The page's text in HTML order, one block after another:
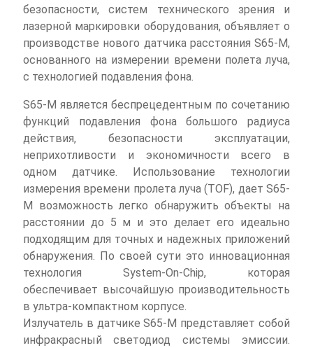
безопасности, систем технического зрения и
лазерной маркировки оборудования, объявляет о
производстве нового датчика расстояния S65-M,
основанного на измерении времени полета луча,
с технологией подавления фона.
S65-M является беспрецедентным по сочетанию
функций подавления фона большого радиуса
действия, безопасности эксплуатации,
неприхотливости и экономичности всего в
одном датчике. Использование технологии
измерения времени пролета луча (TOF), дает S65-
M возможность легко обнаружить объекты на
расстоянии до 5 м и это делает его идеально
подходящим для точных и надежных приложений
обнаружения. По своей сути это инновационная
технология System-On-Chip, которая
обеспечивает высочайшую производительность
в ультра-компактном корпусе.
Излучатель в датчике S65-M представляет собой
инфракрасный светодиод системы эмиссии.